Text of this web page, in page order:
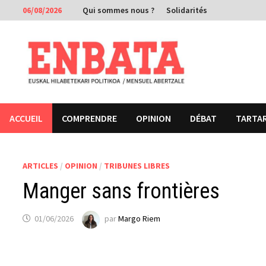
Passer
au
contenu
06/08/2026 Qui sommes nous ? Solidarités
ACCUEIL COMPRENDRE OPINION DÉBAT
ARTICLES / OPINION / TRIBUNES LIBRES
Manger sans frontières
01/06/2026 parMargo Riem